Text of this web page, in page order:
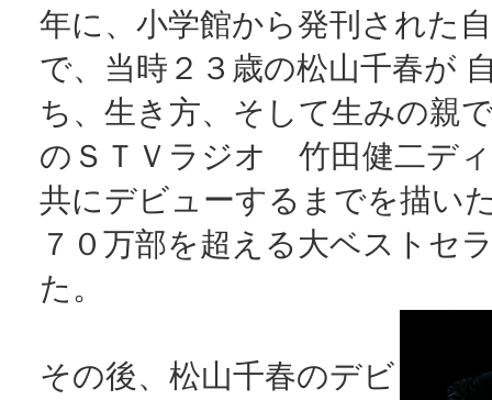
年に、小学館から発刊された
で、当時２３歳の松山千春が
ち、生き方、そして生みの親
のＳＴＶラジオ 竹田健二デ
共にデビューするまでを描い
７０万部を超える大ベストセ
た。
その後、松山千春のデビ